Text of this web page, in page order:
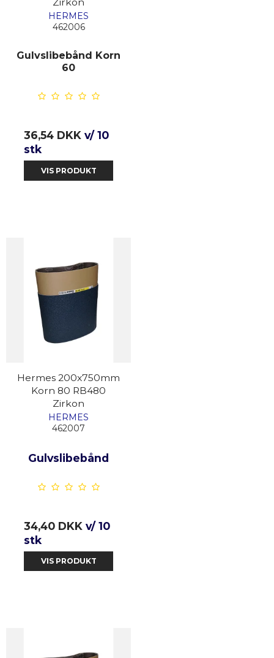
Zirkon
HERMES
462006
Gulvslibebånd Korn
60
36,54 DKK v/ 10
stk
VIS PRODUKT
Hermes 200x750mm
Korn 80 RB480
Zirkon
HERMES
462007
Gulvslibebånd
34,40 DKK v/ 10
stk
VIS PRODUKT